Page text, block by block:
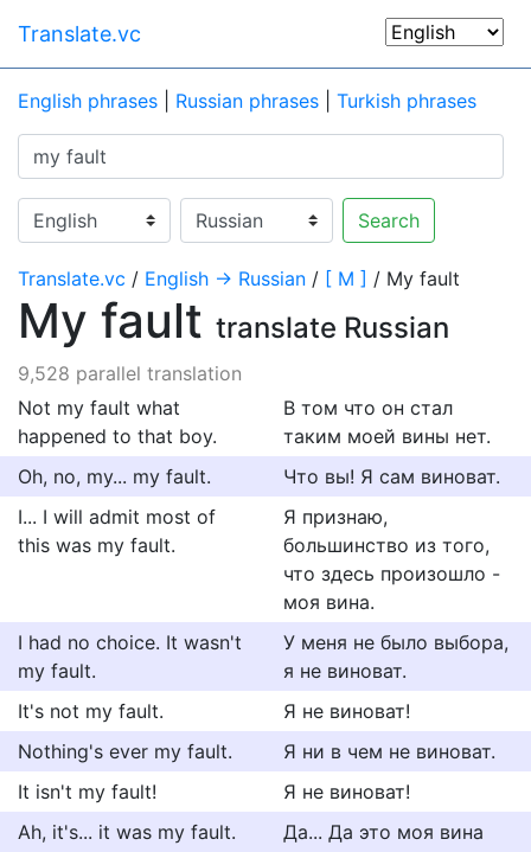
Translate.vc
English phrases Russian phrases Turkish phrases
Search
Translate.vc / English → Russian / [ M ] / My fault
My fault translate Russian
9,528 parallel translation
Not my fault what
happened to that boy.
В том что он стал
таким моей вины нет.
Oh, no, my... my fault.
Что вы! Я сам виноват.
I... I will admit most of
this was my fault.
Я признаю,
большинство из того,
что здесь произошло -
моя вина.
I had no choice. It wasn't
my fault.
У меня не было выбора,
я не виноват.
It's not my fault.
Я не виноват!
Nothing's ever my fault.
Я ни в чем не виноват.
It isn't my fault!
Я не виноват!
Ah, it's... it was my fault.
Да... Да это моя вина